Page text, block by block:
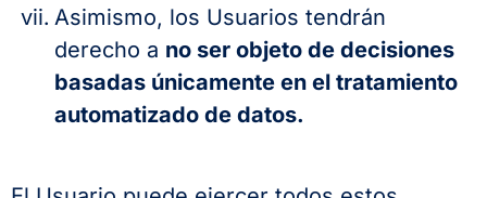
Asimismo, los Usuarios tendrán
derecho a no ser objeto de decisiones
basadas únicamente en el tratamiento
automatizado de datos.